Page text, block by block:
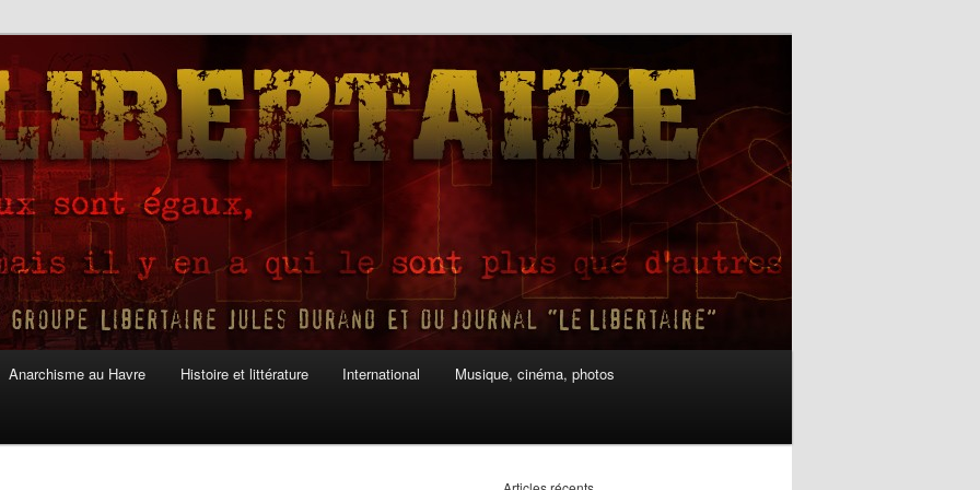
Anarchisme au Havre Histoire et littérature International Musique, cinéma, photos